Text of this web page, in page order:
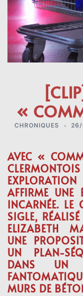
«
CHRONIQUES
AVEC «
CLERMONTOIS
AFFIRME UNE
INCARNÉE. LE
SIGLE,
ELIZABETH
UNE
UN PLAN-
DANS UN
MURS DE